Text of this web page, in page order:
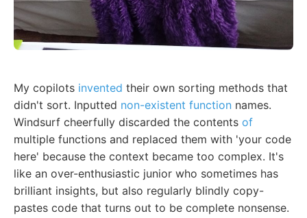
My copilots invented their own sorting methods that
didn't sort. Inputted non-existent function names.
Windsurf cheerfully discarded the contents of
multiple functions and replaced them with 'your code
here' because the context became too complex. It's
like an over-enthusiastic junior who sometimes has
brilliant insights, but also regularly blindly copy-
pastes code that turns out to be complete nonsense.